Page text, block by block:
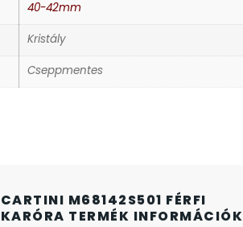
40-42mm
Kristály
Cseppmentes
CARTINI M68142S501 FÉRFI
KARÓRA TERMÉK INFORMÁCIÓK